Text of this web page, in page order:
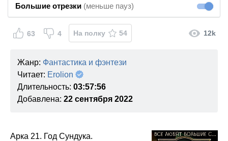
Большие отрезки (меньше пауз)
63 4 На полку 54 12k
Жанр: Фантастика и фэнтези
Читает: Erolion
Длительность: 03:57:56
Добавлена: 22 сентября 2022
Арка 21. Год Сундука.